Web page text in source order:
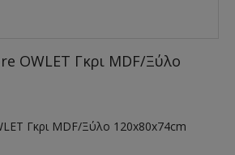
OWLET Γκρι MDF/Ξύλο
Γκρι MDF/Ξύλο 120x80x74cm